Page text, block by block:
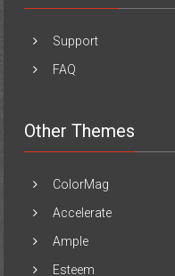
Support
FAQ
Other Themes
ColorMag
Accelerate
Ample
Esteem